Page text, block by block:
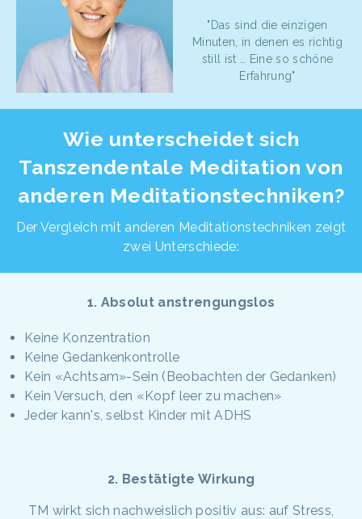
"Das sind die einzigen
Minuten, in denen es richtig
still ist … Eine so schöne
Erfahrung"
Wie unterscheidet sich
Tanszendentale Meditation von
anderen Meditationstechniken?
Der Vergleich mit anderen Meditationstechniken zeigt
zwei Unterschiede:
1. Absolut anstrengungslos
Keine Konzentration
Keine Gedankenkontrolle
Kein «Achtsam»-Sein (Beobachten der Gedanken)
Kein Versuch, den «Kopf leer zu machen»
Jeder kann's, selbst Kinder mit ADHS
2. Bestätigte Wirkung
TM wirkt sich nachweislich positiv aus: auf Stress,